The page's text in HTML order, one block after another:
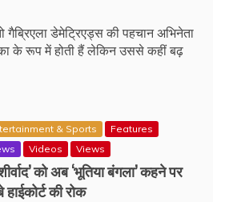
गैब्रिएला डेमेट्रिएड्स की पहचान अभिनेता
के रूप में होती हैं लेकिन उससे कहीं बढ़
& Sports
Features
Videos Views
को अब ‘भूतिया बंगला’ कहने पर
हाईकोर्ट की रोक